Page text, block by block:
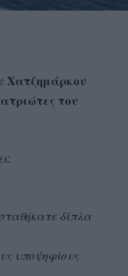
Χατζημάρκου
του
δίπλα
υποψηφίους